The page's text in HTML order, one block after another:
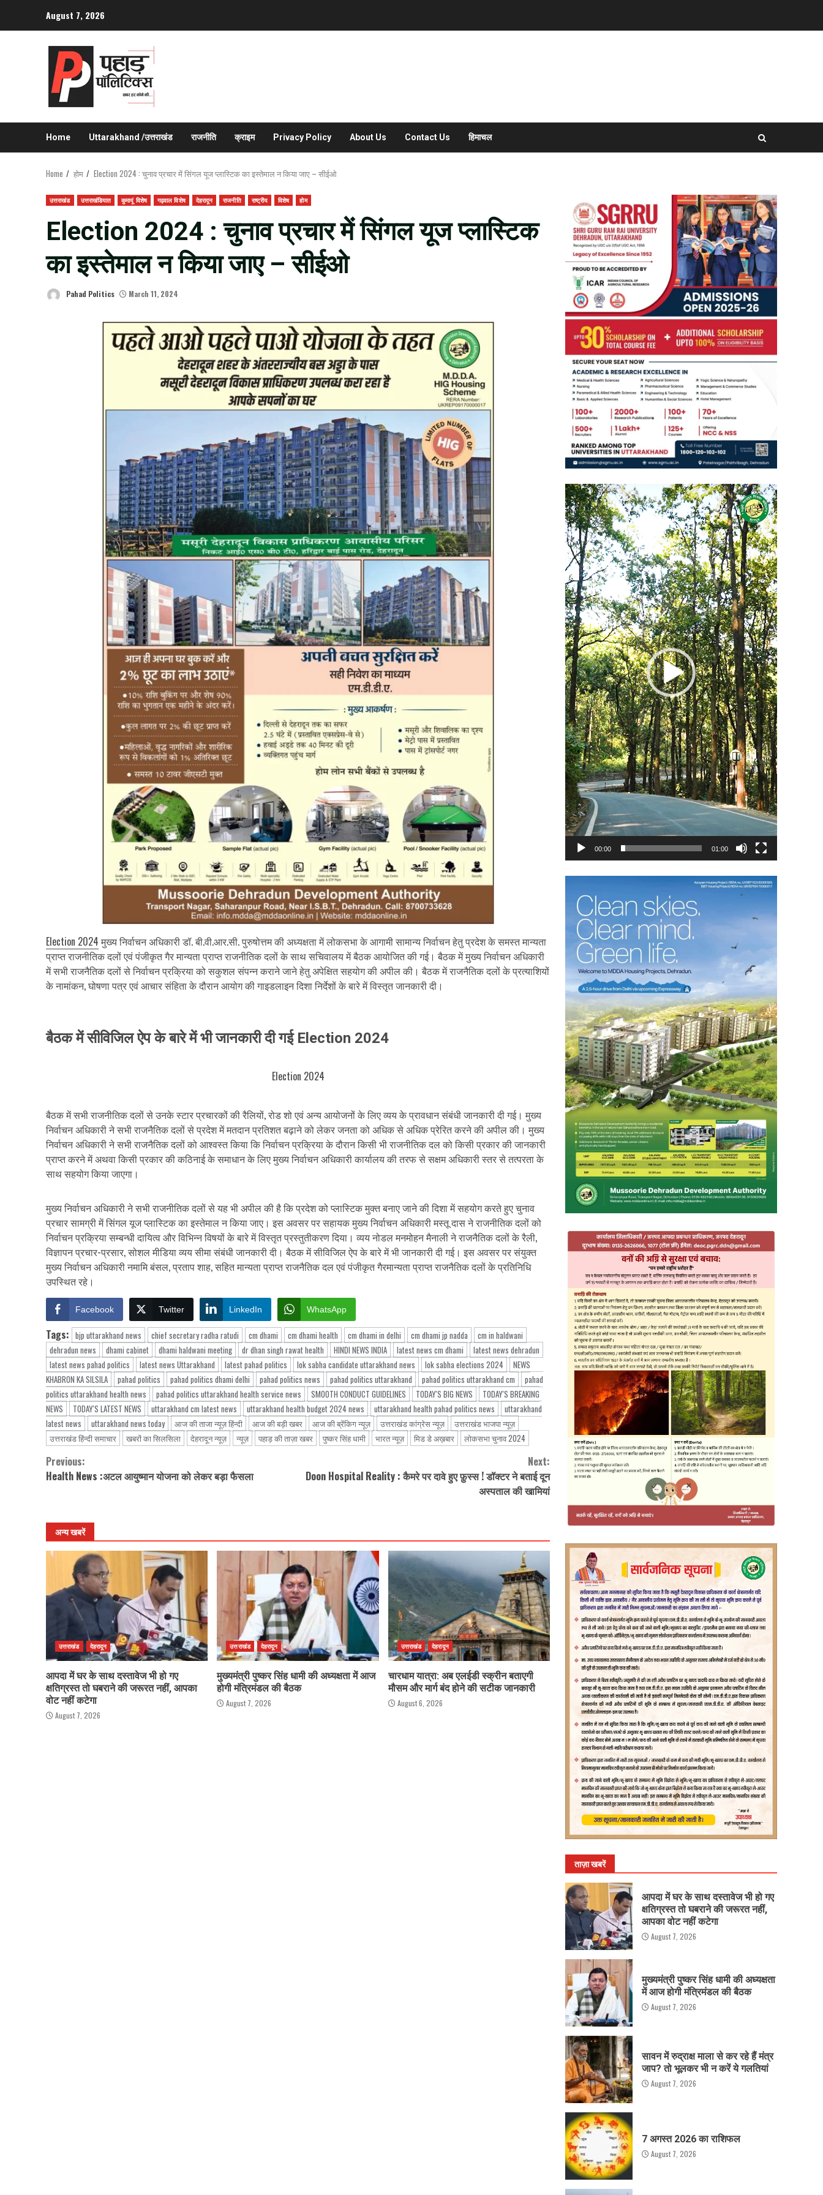
August 7, 2026
Home Uttarakhand /उत्तराखंड राजनीति क्राइम Privacy Policy About Us Contact Us हिमाचल
Home होम Election 2024 : चुनाव प्रचार में सिंगल यूज प्लास्टिक का इस्तेमाल न किया जाए – सीईओ
उत्तराखंड उत्तराखंडियात कुमायूं विशेष गढ़वाल विशेष देहरादून राजनीति राष्ट्रीय विशेष होम
Election 2024 : चुनाव प्रचार में सिंगल यूज प्लास्टिक
का इस्तेमाल न किया जाए – सीईओ
Pahad Politics March 11, 2024
Election 2024 मुख्य निर्वाचन अधिकारी डॉ. बी.वी.आर.सी. पुरुषोत्तम की अध्यक्षता में लोकसभा के आगामी सामान्य निर्वाचन हेतु प्रदेश के समस्त मान्यता
प्राप्त राजनीतिक दलों एवं पंजीकृत गैर मान्यता प्राप्त राजनीतिक दलों के साथ सचिवालय में बैठक आयोजित की गई। बैठक में मुख्य निर्वाचन अधिकारी
में सभी राजनैतिक दलों से निर्वाचन प्रक्रिया को सकुशल संपन्न कराने जाने हेतु अपेक्षित सहयोग की अपील की। बैठक में राजनैतिक दलों के प्रत्याशियों
के नामांकन, घोषणा पत्र एवं आचार संहिता के दौरान आयोग की गाइडलाइन दिशा निर्देशों के बारे में विस्तृत जानकारी दी।
बैठक में सीविजिल ऐप के बारे में भी जानकारी दी गई Election 2024
Election 2024
बैठक में सभी राजनीतिक दलों से उनके स्टार प्रचारकों की रैलियों, रोड शो एवं अन्य आयोजनों के लिए व्यय के प्रावधान संबंधी जानकारी दी गई। मुख्य
निर्वाचन अधिकारी ने सभी राजनैतिक दलों से प्रदेश में मतदान प्रतिशत बढ़ाने को लेकर जनता को अधिक से अधिक प्रेरित करने की अपील की। मुख्य
निर्वाचन अधिकारी ने सभी राजनैतिक दलों को आश्वस्त किया कि निर्वाचन प्रक्रिया के दौरान किसी भी राजनीतिक दल को किसी प्रकार की जानकारी
प्राप्त करने में अथवा किसी प्रकार की कठिनाई के समाधान के लिए मुख्य निर्वाचन अधिकारी कार्यालय की तरफ से सक्षम अधिकारी स्तर से तत्परता के
साथ सहयोग किया जाएगा।
मुख्य निर्वाचन अधिकारी ने सभी राजनीतिक दलों से यह भी अपील की है कि प्रदेश को प्लास्टिक मुक्त बनाए जाने की दिशा में सहयोग करते हुए चुनाव
प्रचार सामग्री में सिंगल यूज प्लास्टिक का इस्तेमाल न किया जाए। इस अवसर पर सहायक मुख्य निर्वाचन अधिकारी मस्तू दास ने राजनीतिक दलों को
निर्वाचन प्रक्रिया सम्बन्धी दायित्व और विभिन्न विषयों के बारे में विस्तृत प्रस्तुतीकरण दिया। व्यय नोडल मनमोहन मैनाली ने राजनैतिक दलों के रैली,
विज्ञापन प्रचार-प्रसार, सोशल मीडिया व्यय सीमा संबंधी जानकारी दी। बैठक में सीविजिल ऐप के बारे में भी जानकारी दी गई। इस अवसर पर संयुक्त
मुख्य निर्वाचन अधिकारी नमामि बंसल, प्रताप शाह, सहित मान्यता प्राप्त राजनैतिक दल एवं पंजीकृत गैरमान्यता प्राप्त राजनैतिक दलों के प्रतिनिधि
उपस्थित रहे।
Facebook Twitter LinkedIn WhatsApp
Tags: bjp uttarakhand news chief secretary radha ratudi cm dhami cm dhami health cm dhami in delhi cm dhami jp nadda
cm in haldwani
dehradun news
dhami cabinet dhami haldwani meeting dr dhan singh rawat health HINDI NEWS INDIA latest news cm dhami
latest news dehradun
latest news pahad politics
latest news Uttarakhand latest pahad politics lok sabha candidate uttarakhand news lok sabha elections 2024
NEWS
KHABRON KA SILSILA
pahad politics pahad politics dhami delhi pahad politics news pahad politics uttarakhand pahad politics uttarakhand cm
pahad
politics uttarakhand health news
pahad politics uttarakhand health service news SMOOTH CONDUCT GUIDELINES TODAY'S BIG NEWS
TODAY'S BREAKING
NEWS
TODAY'S LATEST NEWS uttarakhand cm latest news uttarakhand health budget 2024 news uttarakhand health pahad politics news
uttarakhand
latest news
uttarakhand news today आज की ताजा न्यूज़ हिंन्दी आज की बड़ी खबर आज की ब्रेंकिग न्यूज़ उत्तराखंड कांग्रेस न्यूज़
उत्तराखंड भाजपा न्यूज़
उत्तराखंड हिंन्दी समाचार
खबरों का सिलसिला देहरादून न्यूज़ न्यूज़ पहाड़ की ताज़ा खबर पुष्कर सिंह धामी भारत न्यूज़ मिड डे अख़बार लोकसभा चुनाव 2024
Continue
Previous:
Health News :अटल आयुष्मान योजना को लेकर बड़ा फैसला
Next:
Doon Hospital Reality : कैमरे पर दावे हुए फ़ुस्स ! डॉक्टर ने बताई दून
अस्पताल की खामियां
अन्य खबरें
उत्तराखंड देहरादून
आपदा में घर के साथ दस्तावेज भी हो गए
क्षतिग्रस्त तो घबराने की जरूरत नहीं, आपका
वोट नहीं कटेगा
August 7, 2026
उत्तराखंड देहरादून
मुख्यमंत्री पुष्कर सिंह धामी की अध्यक्षता में आज
होगी मंत्रिमंडल की बैठक
August 7, 2026
उत्तराखंड देहरादून
चारधाम यात्रा: अब एलईडी स्क्रीन बताएगी
मौसम और मार्ग बंद होने की सटीक जानकारी
August 6, 2026
Video
Player
00:00 01:00
ताज़ा खबरें
आपदा में घर के साथ दस्तावेज भी हो गए
क्षतिग्रस्त तो घबराने की जरूरत नहीं,
आपका वोट नहीं कटेगा
August 7, 2026
मुख्यमंत्री पुष्कर सिंह धामी की अध्यक्षता
में आज होगी मंत्रिमंडल की बैठक
August 7, 2026
सावन में रुद्राक्ष माला से कर रहे हैं मंत्र
जाप? तो भूलकर भी न करें ये गलतियां
August 7, 2026
7 अगस्त 2026 का राशिफल
August 7, 2026